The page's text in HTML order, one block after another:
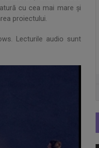
cu cea mai mare și
proiectului.
Lecturile audio sunt